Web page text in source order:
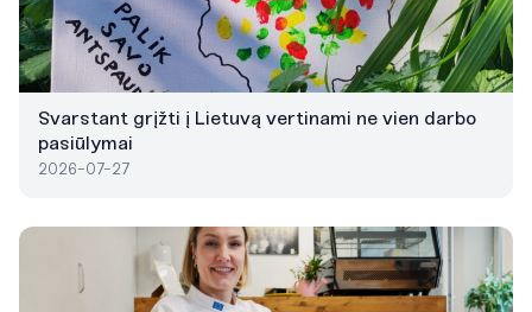
Svarstant grįžti į Lietuvą vertinami ne vien darbo
pasiūlymai
2026-07-27